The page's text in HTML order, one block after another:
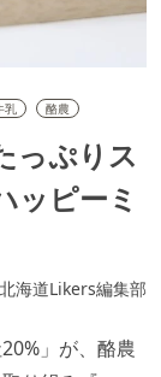
乳 酪農
っぷりス
ッピーミ
北海道Likers編集部
」が、酪農